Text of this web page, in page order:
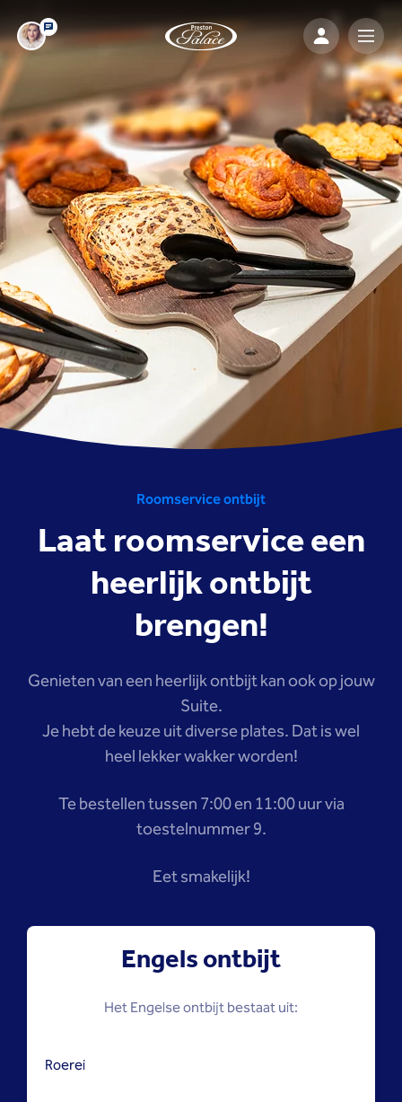
Roomservice ontbijt
Laat roomservice een
heerlijk ontbijt
brengen!
Genieten van een heerlijk ontbijt kan ook op jouw
Suite.
Je hebt de keuze uit diverse plates. Dat is wel
heel lekker wakker worden!
Te bestellen tussen 7:00 en 11:00 uur via
toestelnummer 9.
Eet smakelijk!
Engels ontbijt
Het Engelse ontbijt bestaat uit:
Roerei